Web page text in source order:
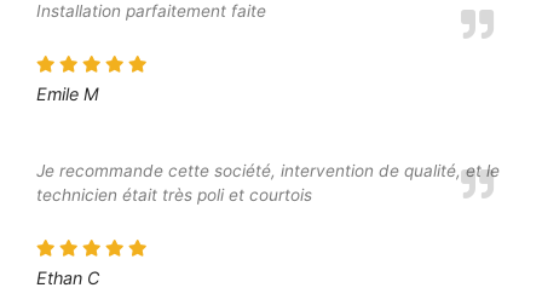
Installation parfaitement faite
Emile M
Je recommande cette société, intervention de qualité, et le
technicien était très poli et courtois
Ethan C